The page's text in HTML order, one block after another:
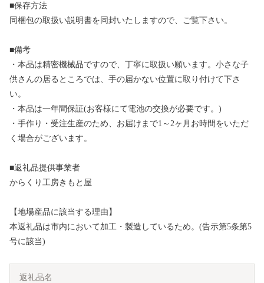
■保存方法
同梱包の取扱い説明書を同封いたしますので、ご覧下さい。
■備考
・本品は精密機械品ですので、丁寧に取扱い願います。小さな子
供さんの居るところでは、手の届かない位置に取り付けて下さ
い。
・本品は一年間保証(お客様にて電池の交換が必要です。)
・手作り・受注生産のため、お届けまで1～2ヶ月お時間をいただ
く場合がございます。
■返礼品提供事業者
からくり工房きもと屋
【地場産品に該当する理由】
本返礼品は市内において加工・製造しているため。(告示第5条第5
号に該当)
返礼品名